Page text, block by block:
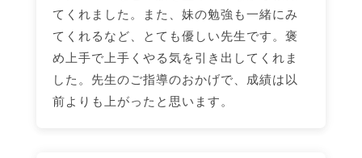
てくれました。また、妹の勉強も一緒にみ
てくれるなど、とても優しい先生です。褒
め上手で上手くやる気を引き出してくれま
した。先生のご指導のおかげで、成績は以
前よりも上がったと思います。